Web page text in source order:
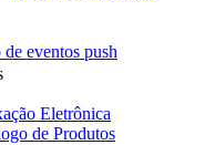
eventos push
Eletrônica
de Produtos